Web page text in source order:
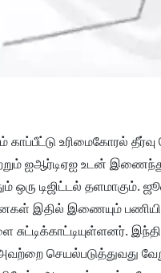
காப்பீட்டு உரிமைகோரல்
ஐஆர்டிஏஐ உடன் இணைந்து
டிஜிட்டல் தளமாகும்.
இதில் இணையும்
சுட்டிக்காட்டியுள்ளனர்.
செயல்படுத்துவது